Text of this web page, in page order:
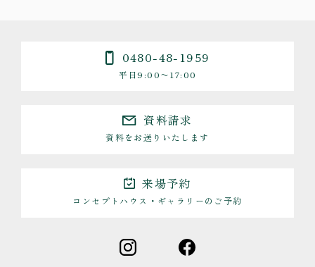
0480-48-1959
平日9:00〜17:00
資料請求
資料をお送りいたします
来場予約
コンセプトハウス・ギャラリーのご予約